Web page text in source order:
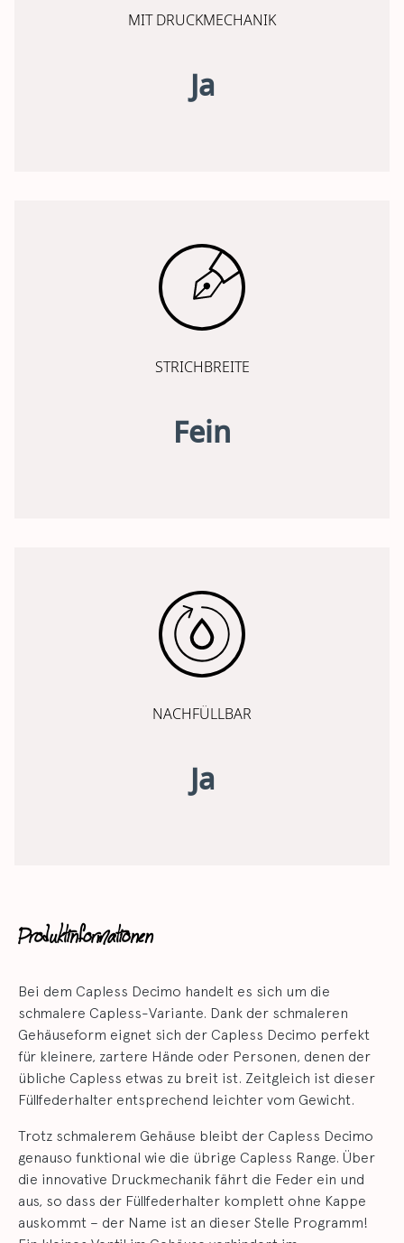
MIT DRUCKMECHANIK
Ja
STRICHBREITE
Fein
NACHFÜLLBAR
Ja
Produktinformationen
Bei dem Capless Decimo handelt es sich um die
schmalere Capless-Variante. Dank der schmaleren
Gehäuseform eignet sich der Capless Decimo perfekt
für kleinere, zartere Hände oder Personen, denen der
übliche Capless etwas zu breit ist. Zeitgleich ist dieser
Füllfederhalter entsprechend leichter vom Gewicht.
Trotz schmalerem Gehäuse bleibt der Capless Decimo
genauso funktional wie die übrige Capless Range. Über
die innovative Druckmechanik fährt die Feder ein und
aus, so dass der Füllfederhalter komplett ohne Kappe
auskommt – der Name ist an dieser Stelle Programm!